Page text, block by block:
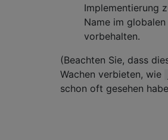
Implementierung
Name im
vorbehalten.
(Beachten Sie, dass
Wachen verbieten, wie
schon oft gesehen